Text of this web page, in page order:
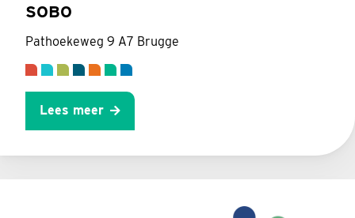
SOBO
Pathoekeweg 9 A7 Brugge
Lees meer